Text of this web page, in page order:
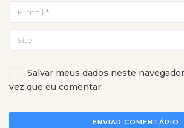
Salvar meus dados neste
vez que eu comentar.